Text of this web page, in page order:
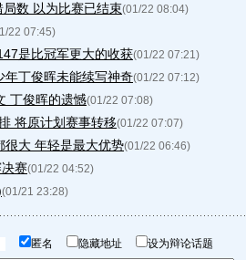
数 以为比赛已结束(01/22 08:04)
22 07:45)
是比冠军更大的收获(01/22 07:21)
年丁俊晖未能续写神奇(01/22 07:12)
丁俊晖的遗憾(01/22 07:08)
将原计划赛事转移(01/22 07:07)
很大 年轻是最大优势(01/22 06:46)
赛(01/22 04:52)
(01/21 23:28)
匿名 隐藏地址 设为辩论话题